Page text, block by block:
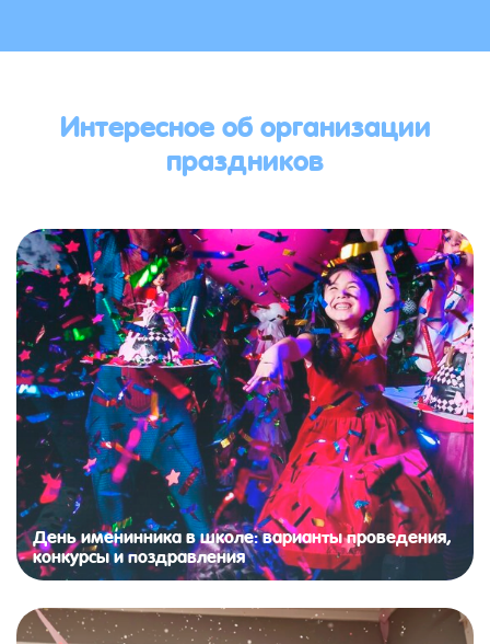
Интересное об организации
праздников
День именинника в школе: варианты проведения,
конкурсы и поздравления